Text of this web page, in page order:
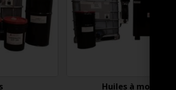
Huiles à moteur